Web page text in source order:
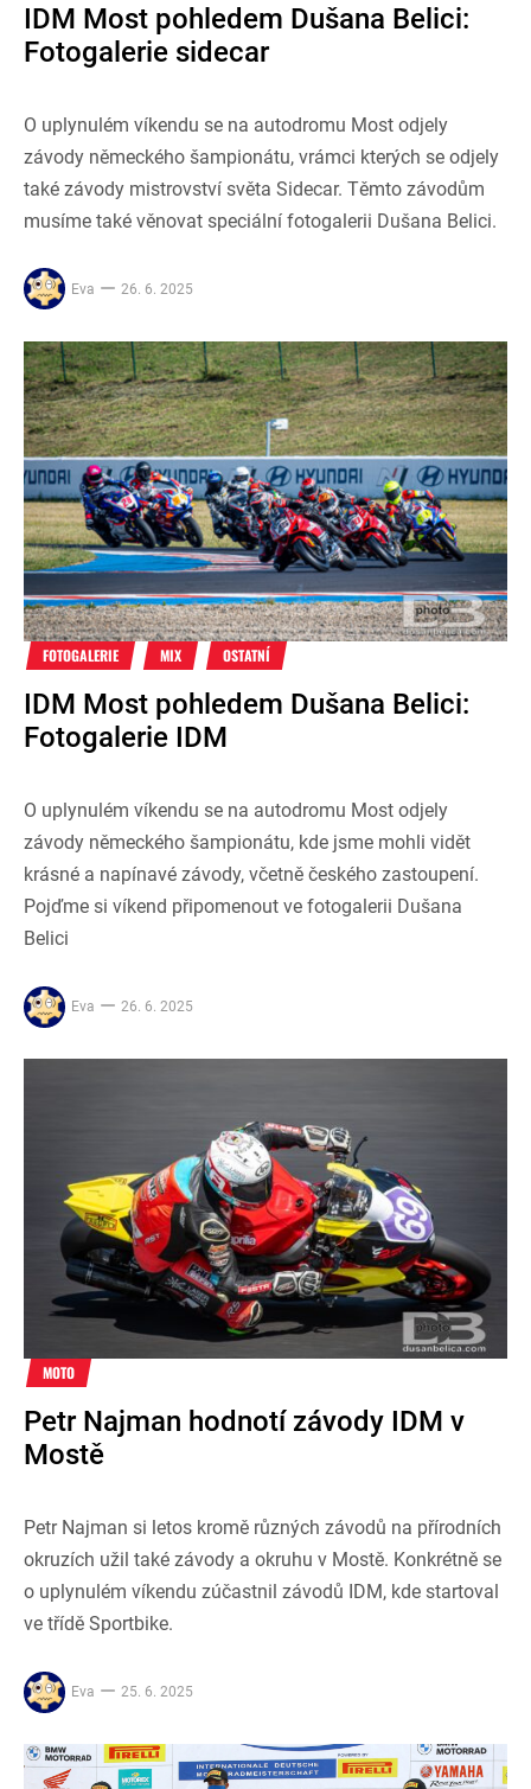
IDM Most pohledem Dušana Belici:
Fotogalerie sidecar
O uplynulém víkendu se na autodromu Most odjely
závody německého šampionátu, vrámci kterých se odjely
také závody mistrovství světa Sidecar. Těmto závodům
musíme také věnovat speciální fotogalerii Dušana Belici.
Eva 26. 6. 2025
FOTOGALERIE MIX OSTATNÍ
IDM Most pohledem Dušana Belici:
Fotogalerie IDM
O uplynulém víkendu se na autodromu Most odjely
závody německého šampionátu, kde jsme mohli vidět
krásné a napínavé závody, včetně českého zastoupení.
Pojďme si víkend připomenout ve fotogalerii Dušana
Belici
Eva 26. 6. 2025
MOTO
Petr Najman hodnotí závody IDM v
Mostě
Petr Najman si letos kromě různých závodů na přírodních
okruzích užil také závody a okruhu v Mostě. Konkrétně se
o uplynulém víkendu zúčastnil závodů IDM, kde startoval
ve třídě Sportbike.
Eva 25. 6. 2025